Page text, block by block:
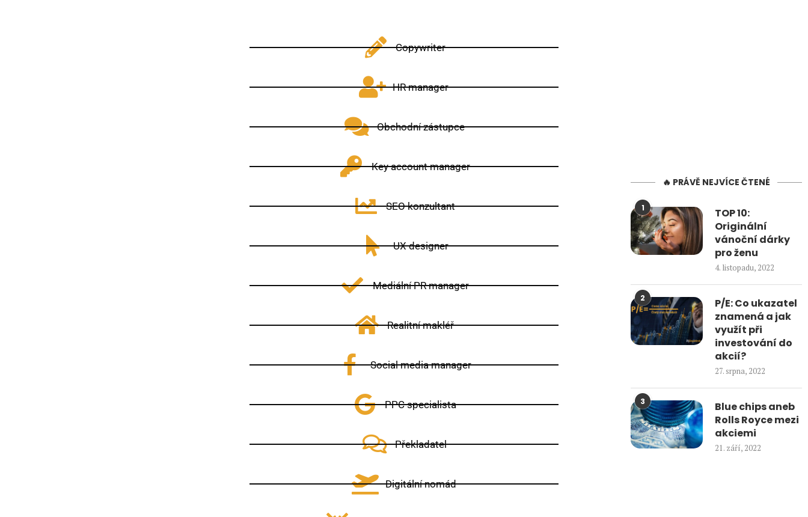
Copywriter
HR manager
Obchodní zástupce
Key account manager
SEO konzultant
UX designer
Mediální PR manager
Realitní makléř
Social media manager
PPC specialista
Překladatel
Digitální nomád
🔥 PRÁVĚ NEJVÍCE ČTENÉ
1
TOP 10:
Originální
vánoční dárky
pro ženu
4. listopadu, 2022
2
P/E: Co ukazatel
znamená a jak
využít při
investování do
akcií?
27. srpna, 2022
3
Blue chips aneb
Rolls Royce mezi
akciemi
21. září, 2022